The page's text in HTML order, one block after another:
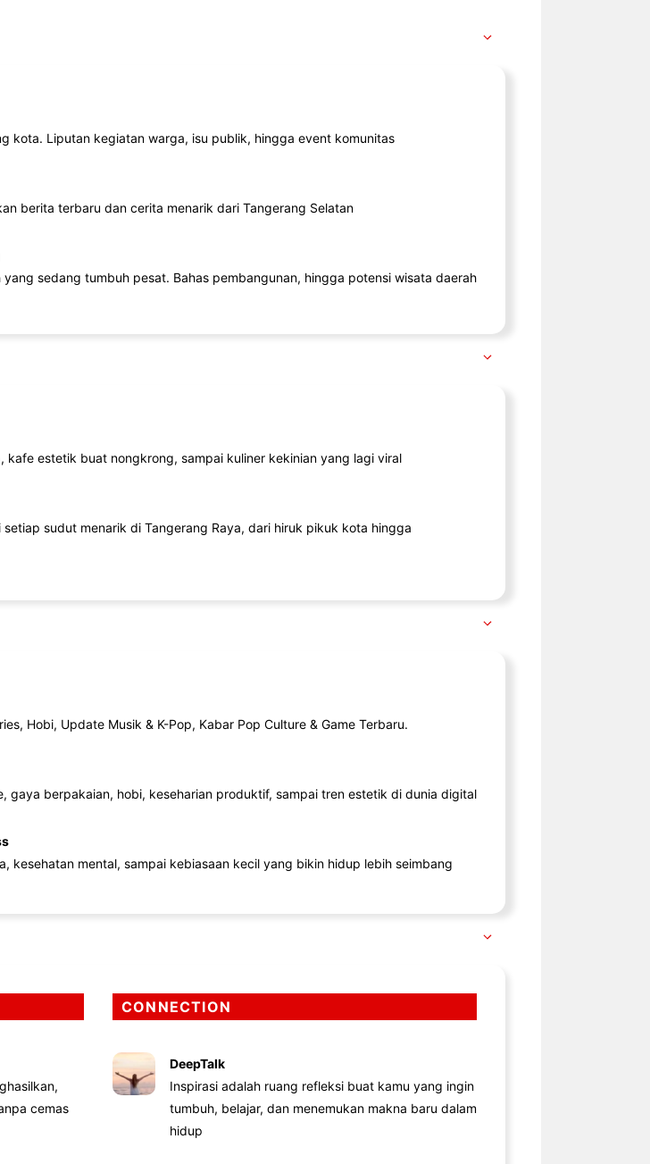
kota. Liputan kegiatan warga, isu publik, hingga event komunitas
berita terbaru dan cerita menarik dari Tangerang Selatan
yang sedang tumbuh pesat. Bahas pembangunan, hingga potensi wisata daerah
kafe estetik buat nongkrong, sampai kuliner kekinian yang lagi viral
sudut menarik di Tangerang Raya, dari hiruk pikuk kota hingga
Hobi, Update Musik & K-Pop, Kabar Pop Culture & Game Terbaru.
gaya berpakaian, hobi, keseharian produktif, sampai tren estetik di dunia digital
kesehatan mental, sampai kebiasaan kecil yang bikin hidup lebih seimbang
cemas
CONNECTION
DeepTalk
Inspirasi adalah ruang refleksi buat kamu yang ingin
tumbuh, belajar, dan menemukan makna baru dalam
hidup